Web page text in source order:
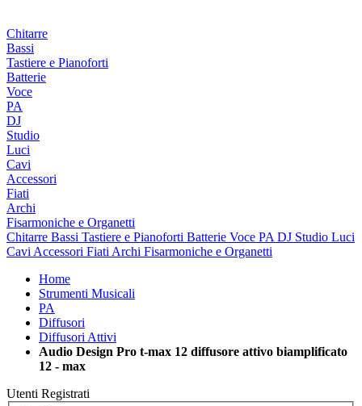
Chitarre
Bassi
Tastiere e Pianoforti
Batterie
Voce
PA
DJ
Studio
Luci
Cavi
Accessori
Fiati
Archi
Fisarmoniche e Organetti
Chitarre Bassi Tastiere e Pianoforti Batterie Voce PA DJ Studio Luci
Cavi Accessori Fiati Archi Fisarmoniche e Organetti
Home
Strumenti Musicali
PA
Diffusori
Diffusori Attivi
Audio Design Pro t-max 12 diffusore attivo biamplificato
12 - max
Utenti Registrati